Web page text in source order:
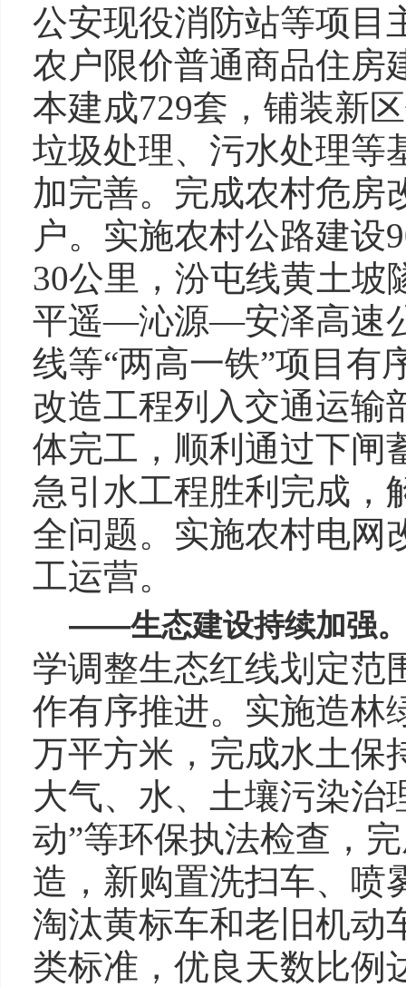
公安现役消防站等项目
农户限价普通商品住房
本建成729套，铺装新
垃圾处理、污水处理等
加完善。完成农村危房
户。实施农村公路建设
30公里，汾屯线黄土坡
平遥—沁源—安泽高速
线等“两高一铁”项目有
改造工程列入交通运输
体完工，顺利通过下闸
急引水工程胜利完成，
全问题。实施农村电网
工运营。
——生态建设持续加强
学调整生态红线划定范
作有序推进。实施造林
万平方米，完成水土保
大气、水、土壤污染治
动”等环保执法检查，
造，新购置洗扫车、喷
淘汰黄标车和老旧机动
类标准，优良天数比例